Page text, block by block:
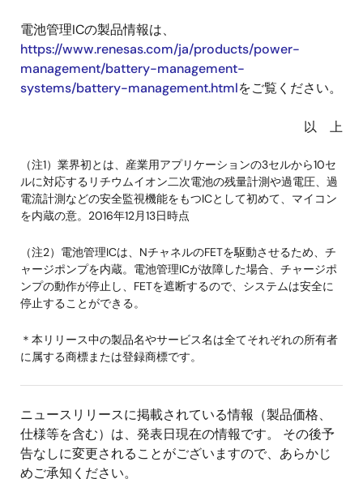
電池管理ICの製品情報は、
https://www.renesas.com/ja/products/power-
management/battery-management-
systems/battery-management.htmlをご覧ください。
以 上
（注1）業界初とは、産業用アプリケーションの3セルから10セ
ルに対応するリチウムイオン二次電池の残量計測や過電圧、過
電流計測などの安全監視機能をもつICとして初めて、マイコン
を内蔵の意。2016年12月13日時点
（注2）電池管理ICは、NチャネルのFETを駆動させるため、チ
ャージポンプを内蔵。電池管理ICが故障した場合、チャージポ
ンプの動作が停止し、FETを遮断するので、システムは安全に
停止することができる。
＊本リリース中の製品名やサービス名は全てそれぞれの所有者
に属する商標または登録商標です。
ニュースリリースに掲載されている情報（製品価格、
仕様等を含む）は、発表日現在の情報です。 その後予
告なしに変更されることがございますので、あらかじ
めご承知ください。